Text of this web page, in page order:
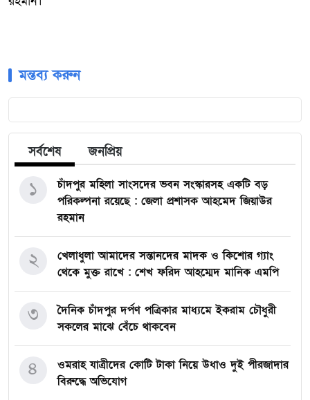
মন্তব্য করুন
সর্বশেষ জনপ্রিয়
চাঁদপুর মহিলা সাংসদের ভবন সংস্কারসহ একটি বড়
পরিকল্পনা রয়েছে : জেলা প্রশাসক আহমেদ জিয়াউর
রহমান
১
খেলাধুলা আমাদের সন্তানদের মাদক ও কিশোর গ্যাং
থেকে মুক্ত রাখে : শেখ ফরিদ আহম্মেদ মানিক এমপি
২
দৈনিক চাঁদপুর দর্পণ পত্রিকার মাধ্যমে ইকরাম চৌধুরী
সকলের মাঝে বেঁচে থাকবেন
৩
ওমরাহ যাত্রীদের কোটি টাকা নিয়ে উধাও দুই পীরজাদার
বিরুদ্ধে অভিযোগ
৪